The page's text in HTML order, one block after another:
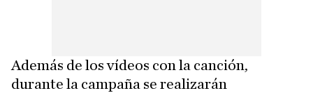
Además de los vídeos con la canción,
durante la campaña se realizarán